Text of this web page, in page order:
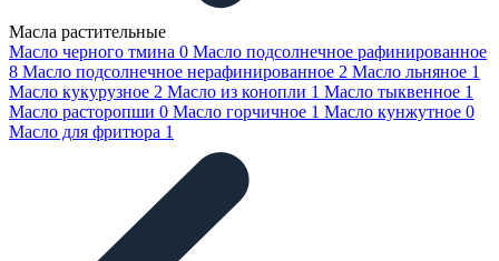
Масла растительные
Масло черного тмина 0 Масло подсолнечное рафинированное
8 Масло подсолнечное нерафинированное 2 Масло льняное 1
Масло кукурузное 2 Масло из конопли 1 Масло тыквенное 1
Масло расторопши 0 Масло горчичное 1 Масло кунжутное 0
Масло для фритюра 1